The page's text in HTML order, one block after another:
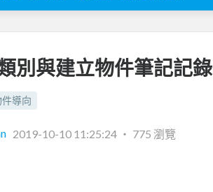
別與建立物件筆記記錄
導向
2019-10-10 11:25:24 ‧ 775 瀏覽